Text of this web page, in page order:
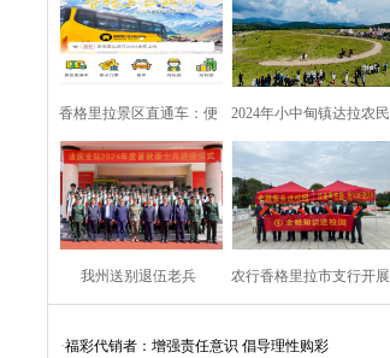
香格里拉景区直通车：便
捷出行，一站直达美景
2024年小中甸镇达拉农民
丰收节在团结村吉达木草
原举行
我州送别退伍老兵​ 农行香格里拉市支行开展
·福彩代销者：增强责任意识 倡导理性购彩